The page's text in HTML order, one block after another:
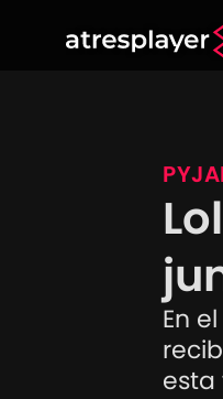
En
esta